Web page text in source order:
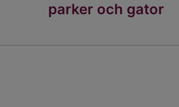
parker och gator